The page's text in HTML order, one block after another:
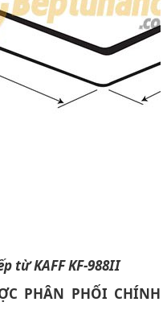
từ KAFF KF-988II
PHÂN PHỐI CHÍNH